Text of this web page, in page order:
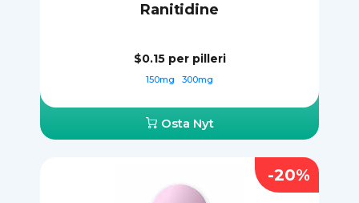
Ranitidine
$0.15 per pilleri
150mg 300mg
Osta Nyt
-20%